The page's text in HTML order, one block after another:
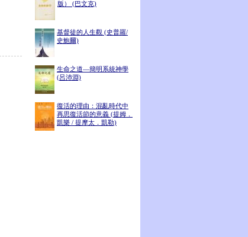
版） (巴文克)
基督徒的人生觀 (史普羅/
史鮑爾)
生命之道―簡明系統神學
(呂沛淵)
復活的理由：混亂時代中
再思復活節的意義 (提姆．
凱樂 / 提摩太．凱勒)